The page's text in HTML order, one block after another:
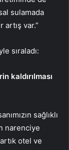
sulamada
var.”
sıraladı:
kaldırılması
sağlıklı
narenciye
otel ve